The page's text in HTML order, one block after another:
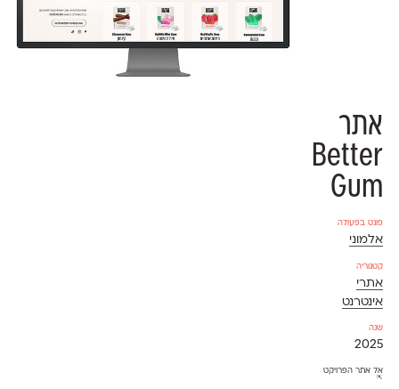
אתר
Better
Gum
פונט בפעולה
אלמוני
קטגוריה
אתרי
אינטרנט
שנה
2025
אל אתר הפרויקט
⇱